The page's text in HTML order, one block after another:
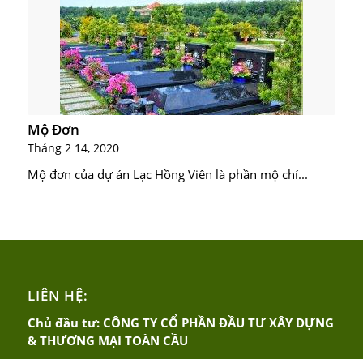
Mộ Đơn
Tháng 2 14, 2020
Mộ đơn của dự án Lạc Hồng Viên là phần mộ chí...
LIÊN HỆ:
Chủ đầu tư: CÔNG TY CỔ PHẦN ĐẦU TƯ XÂY DỰNG
& THƯƠNG MẠI TOÀN CẦU